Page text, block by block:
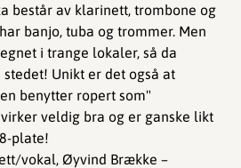
består av klarinett, trombone og
banjo, tuba og trommer. Men
i trange lokaler, så da
Unikt er det også at
benytter ropert som"
veldig bra og er ganske likt
plate!
vokal, Øyvind Brække –